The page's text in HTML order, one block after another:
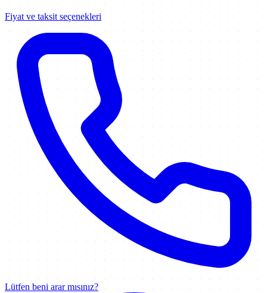
Fiyat ve taksit seçenekleri
Lütfen beni arar mısınız?